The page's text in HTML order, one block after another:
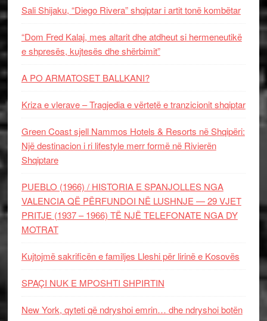
Sali Shijaku, “Diego Rivera” shqiptar i artit tonë kombëtar
“Dom Fred Kalaj, mes altarit dhe atdheut si hermeneutikë
e shpresës, kujtesës dhe shërbimit”
A PO ARMATOSET BALLKANI?
Kriza e vlerave – Tragjedia e vërtetë e tranzicionit shqiptar
Green Coast sjell Nammos Hotels & Resorts në Shqipëri:
Një destinacion i ri lifestyle merr formë në Rivierën
Shqiptare
PUEBLO (1966) / HISTORIA E SPANJOLLES NGA
VALENCIA QË PËRFUNDOI NË LUSHNJE — 29 VJET
PRITJE (1937 – 1966) TË NJË TELEFONATE NGA DY
MOTRAT
Kujtojmë sakrificën e familjes Lleshi për lirinë e Kosovës
SPAÇI NUK E MPOSHTI SHPIRTIN
New York, qyteti që ndryshoi emrin… dhe ndryshoi botën